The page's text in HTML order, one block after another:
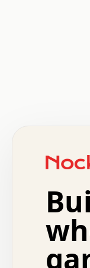
.   +   .   .
.   .   .   o
.   .   .   .
.   :   .   .
.   .   .   x
.   .   .   .
+   .   .   :
.   .   .   .